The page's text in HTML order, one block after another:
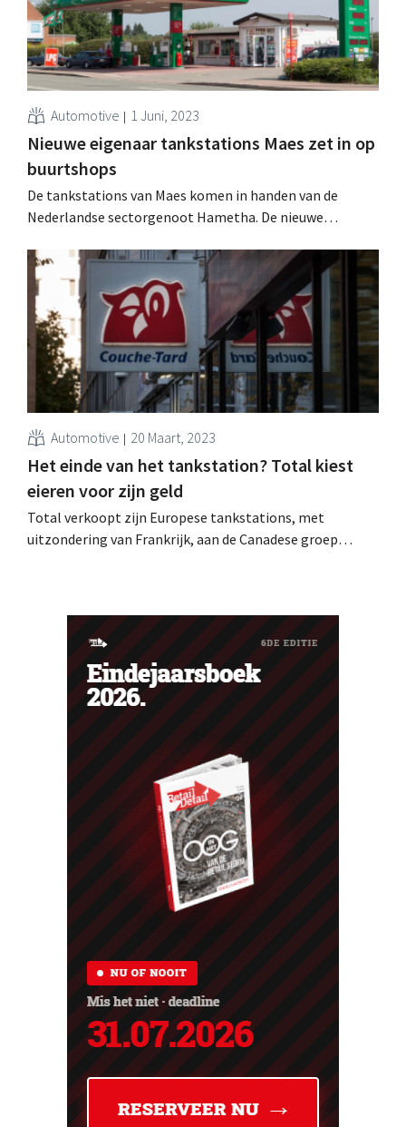
Automotive 1 Juni, 2023
Nieuwe eigenaar tankstations Maes zet in op
buurtshops
De tankstations van Maes komen in handen van de
Nederlandse sectorgenoot Hametha. De nieuwe
uitbreiden.
Automotive 20 Maart, 2023
Het einde van het tankstation? Total kiest
eieren voor zijn geld
Total verkoopt zijn Europese tankstations, met
uitzondering van Frankrijk, aan de Canadese groep